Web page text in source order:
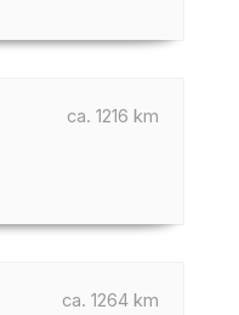
ca. 1216 km
ca. 1264 km